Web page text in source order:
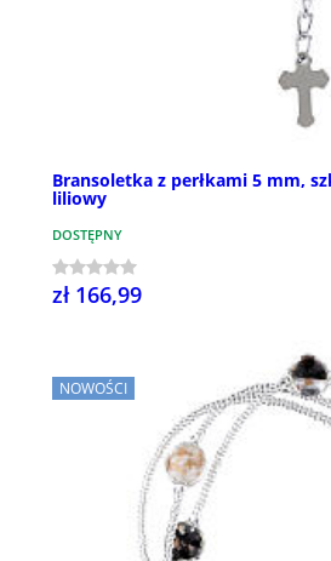
Bransoletka z perłkami 5 mm,
liliowy
DOSTĘPNY
zł 166,99
NOWOŚCI